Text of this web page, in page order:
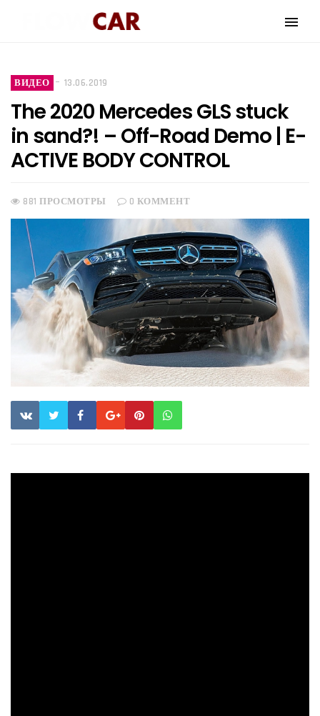
ВИДЕО 13.06.2019
The 2020 Mercedes GLS stuck
in sand?! – Off-Road Demo | E-
ACTIVE BODY CONTROL
881 ПРОСМОТРЫ 0 КОММЕНТ